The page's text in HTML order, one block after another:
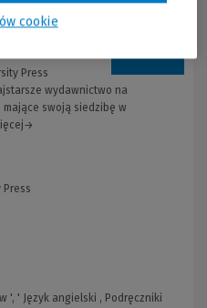
Press
wydawnictwo na
swoją siedzibę w
Press
', ' Język angielski , Podręczniki
cookie